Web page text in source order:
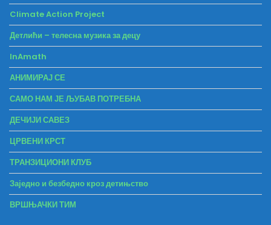
Climate Action Project
Детлићи – телесна музика за децу
InAmath
АНИМИРАЈ СЕ
САМО НАМ ЈЕ ЉУБАВ ПОТРЕБНА
ДЕЧИЈИ САВЕЗ
ЦРВЕНИ КРСТ
ТРАНЗИЦИОНИ КЛУБ
Заједно и безбедно кроз детињство
ВРШЊАЧКИ ТИМ